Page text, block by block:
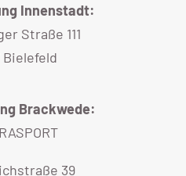
Innenstadt:
Straße 111
Bielefeld
Brackwede:
39